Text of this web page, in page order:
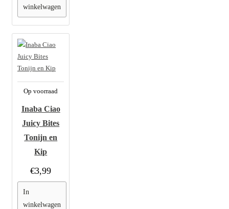
winkelwagen
Op voorraad
Inaba Ciao
Juicy Bites
Tonijn en
Kip
€3,99
In
winkelwagen